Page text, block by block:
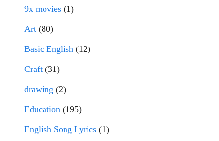
9x movies (1)
Art (80)
Basic English (12)
Craft (31)
drawing (2)
Education (195)
English Song Lyrics (1)